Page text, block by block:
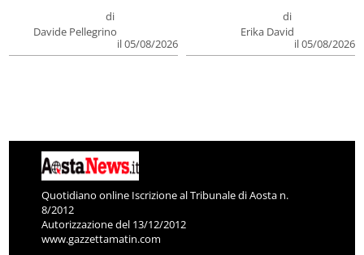
di
Davide Pellegrino
il 05/08/2026
di
Erika David
il 05/08/2026
Quotidiano online Iscrizione al Tribunale di Aosta n.
8/2012
Autorizzazione del 13/12/2012
www.gazzettamatin.com